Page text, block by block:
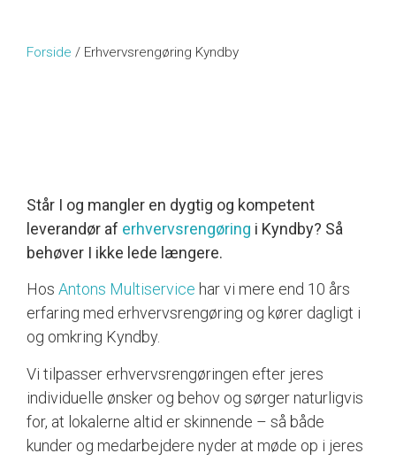
Forside / Erhvervsrengøring Kyndby
Står I og mangler en dygtig og kompetent
leverandør af erhvervsrengøring i Kyndby? Så
behøver I ikke lede længere.
Hos Antons Multiservice har vi mere end 10 års
erfaring med erhvervsrengøring og kører dagligt i
og omkring Kyndby.
Vi tilpasser erhvervsrengøringen efter jeres
individuelle ønsker og behov og sørger naturligvis
for, at lokalerne altid er skinnende – så både
kunder og medarbejdere nyder at møde op i jeres